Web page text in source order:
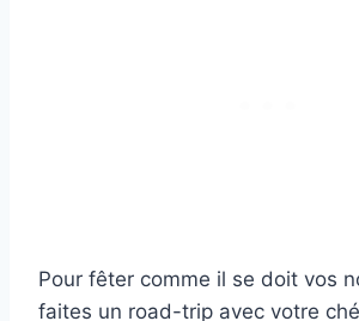
Pour fêter comme il se doit vos
faites un road-trip avec votre